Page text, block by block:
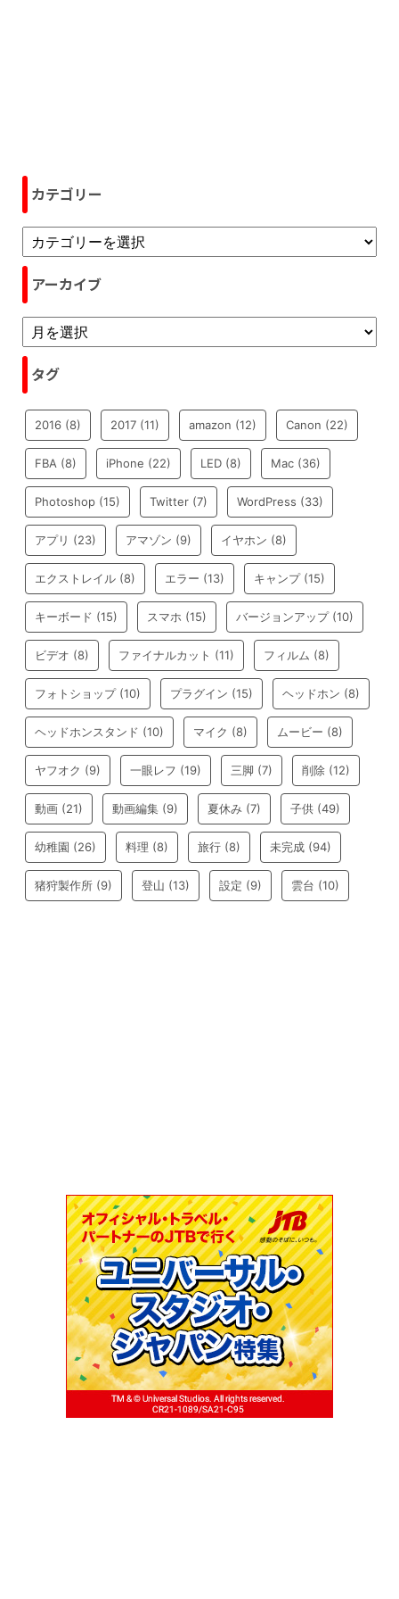
カテゴリー
アーカイブ
タグ
2016 (8) 2017 (11) amazon (12) Canon (22)
FBA (8) iPhone (22) LED (8) Mac (36)
Photoshop (15) Twitter (7) WordPress (33)
アプリ (23) アマゾン (9) イヤホン (8)
エクストレイル (8) エラー (13) キャンプ(15)
キーボード (15) スマホ (15) バージョンアップ(10)
ビデオ (8) ファイナルカット (11) フィルム (8)
フォトショップ(10) プラグイン (15) ヘッドホン (8)
ヘッドホンスタンド (10) マイク (8) ムービー (8)
ヤフオク (9) 一眼レフ (19) 三脚 (7) 削除 (12)
動画 (21) 動画編集 (9) 夏休み (7) 子供 (49)
幼稚園 (26) 料理 (8) 旅行 (8) 未完成 (94)
猪狩製作所 (9) 登山 (13) 設定 (9) 雲台 (10)